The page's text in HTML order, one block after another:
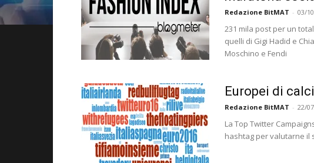
Redazione BitMAT - 03/
231 mila post per un
quelli di Gigi Hadid e
Moschino e Fendi
Europei di
Redazione BitMAT - 22/
La Top Twitter
hashtag per valutarne il